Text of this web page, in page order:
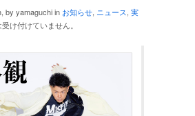
by yamaguchi in お知らせ, ニュース, 実
け付けていません。